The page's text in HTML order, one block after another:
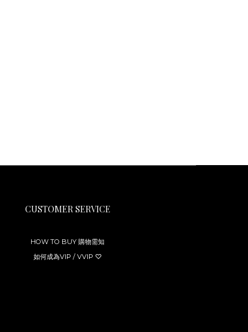
CUSTOMER SERVICE
HOW TO BUY 購物需知
如何成為VIP / VVIP ♡